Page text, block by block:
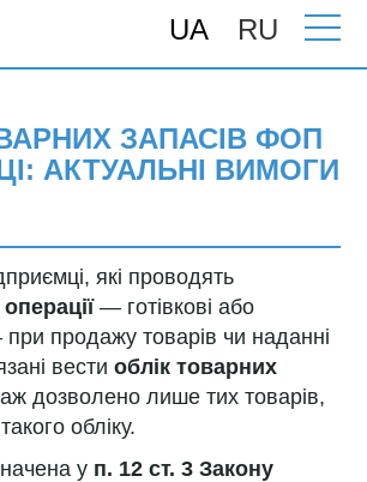
UA RU
Головна>Новини> Облік товарних
ЗАПАСІВ ФОП
АКТУАЛЬНІ ВИМОГИ
які проводять
— готівкові або
при продажу товарів чи наданні
вестиоблік товарних
дозволено лише тих товарів,
обліку.
у п. 12 ст. 3 Закону